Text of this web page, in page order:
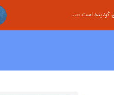
گردیده است ::..